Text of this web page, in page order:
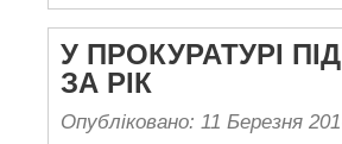
У ПРОКУРАТУРІ
ЗА РІК
Опубліковано: 11 Березня